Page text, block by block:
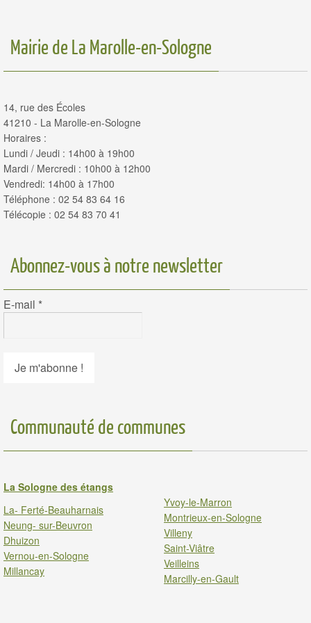
Mairie de La Marolle-en-Sologne
14, rue des Écoles
41210 - La Marolle-en-Sologne
Horaires :
Lundi / Jeudi : 14h00 à 19h00
Mardi / Mercredi : 10h00 à 12h00
Vendredi: 14h00 à 17h00
Téléphone : 02 54 83 64 16
Télécopie : 02 54 83 70 41
Abonnez-vous à notre newsletter
E-mail *
Communauté de communes
La Sologne des étangs
La- Ferté-Beauharnais
Neung- sur-Beuvron
Dhuizon
Vernou-en-Sologne
Millancay
Yvoy-le-Marron
Montrieux-en-Sologne
Villeny
Saint-Viâtre
Veilleins
Marcilly-en-Gault